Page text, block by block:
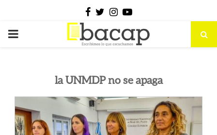
Facebook
Twitter
Instagram
Youtube
PRIMARY
la UNMDP no se apaga